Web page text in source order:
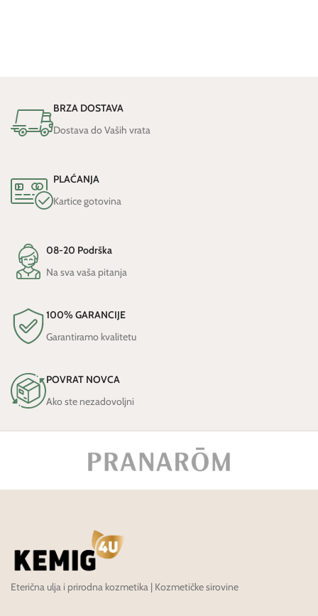
BRZA DOSTAVA
Dostava do Vaših vrata
PLAĆANJA
Kartice gotovina
08-20 Podrška
Na sva vaša pitanja
100% GARANCIJE
Garantiramo kvalitetu
POVRAT NOVCA
Ako ste nezadovoljni
Eterična ulja i prirodna kozmetika | Kozmetičke sirovine